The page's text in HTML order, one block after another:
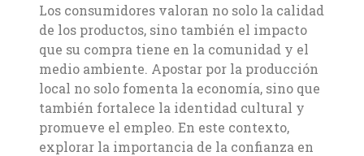
Los consumidores valoran no solo la calidad
de los productos, sino también el impacto
que su compra tiene en la comunidad y el
medio ambiente. Apostar por la producción
local no solo fomenta la economía, sino que
también fortalece la identidad cultural y
promueve el empleo. En este contexto,
explorar la importancia de la confianza en